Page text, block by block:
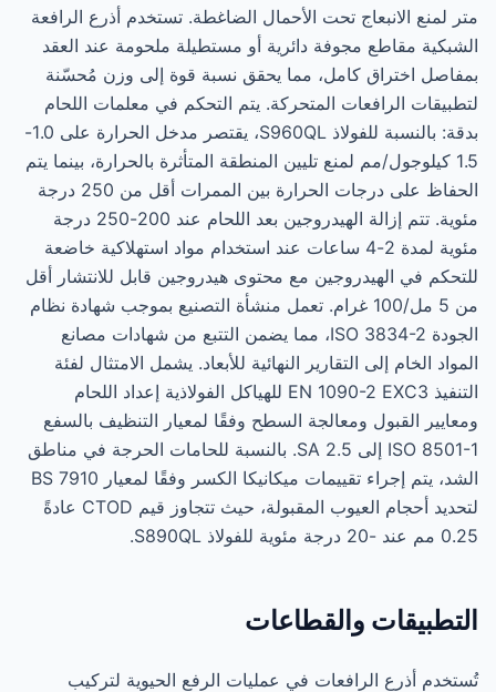
متر لمنع الانبعاج تحت الأحمال الضاغطة. تستخدم أذرع الرافعة
الشبكية مقاطع مجوفة دائرية أو مستطيلة ملحومة عند العقد
بمفاصل اختراق كامل، مما يحقق نسبة قوة إلى وزن مُحسّنة
لتطبيقات الرافعات المتحركة. يتم التحكم في معلمات اللحام
بدقة: بالنسبة للفولاذ S960QL، يقتصر مدخل الحرارة على 1.0-
1.5 كيلوجول/مم لمنع تليين المنطقة المتأثرة بالحرارة، بينما يتم
الحفاظ على درجات الحرارة بين الممرات أقل من 250 درجة
مئوية. تتم إزالة الهيدروجين بعد اللحام عند 200-250 درجة
مئوية لمدة 2-4 ساعات عند استخدام مواد استهلاكية خاضعة
للتحكم في الهيدروجين مع محتوى هيدروجين قابل للانتشار أقل
من 5 مل/100 غرام. تعمل منشأة التصنيع بموجب شهادة نظام
الجودة ISO 3834-2، مما يضمن التتبع من شهادات مصانع
المواد الخام إلى التقارير النهائية للأبعاد. يشمل الامتثال لفئة
التنفيذ EN 1090-2 EXC3 للهياكل الفولاذية إعداد اللحام
ومعايير القبول ومعالجة السطح وفقًا لمعيار التنظيف بالسفع
ISO 8501-1 إلى SA 2.5. بالنسبة للحامات الحرجة في مناطق
الشد، يتم إجراء تقييمات ميكانيكا الكسر وفقًا لمعيار BS 7910
لتحديد أحجام العيوب المقبولة، حيث تتجاوز قيم CTOD عادةً
0.25 مم عند -20 درجة مئوية للفولاذ S890QL.
التطبيقات والقطاعات
تُستخدم أذرع الرافعات في عمليات الرفع الحيوية لتركيب